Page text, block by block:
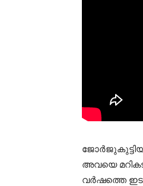
അവയെ
വര്‍ഷത്തെ